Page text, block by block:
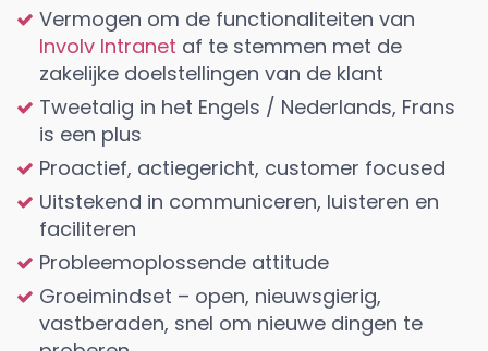
Vermogen om de functionaliteiten van
Involv Intranet af te stemmen met de
zakelijke doelstellingen van de klant
Tweetalig in het Engels / Nederlands, Frans
is een plus
Proactief, actiegericht, customer focused
Uitstekend in communiceren, luisteren en
faciliteren
Probleemoplossende attitude
Groeimindset – open, nieuwsgierig,
vastberaden, snel om nieuwe dingen te